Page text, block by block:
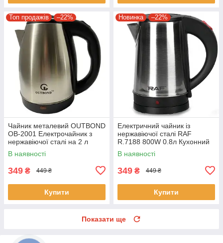
Топ продажів –22%
Чайник металевий OUTBOND
OB-2001 Електрочайник з
нержавіючої сталі на 2 л
потужністю 1850 Вт
В наявності
349 ₴ 449 ₴
Купити
Новинка –22%
Електричний чайник із
нержавіючої сталі RAF
R.7188 800W 0.8л Кухонний
електричний чайник
В наявності
349 ₴ 449 ₴
Купити
Показати ще